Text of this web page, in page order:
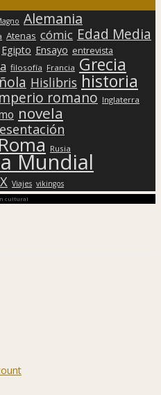
Alemania
Atenas cómic Edad Media
Egipto Ensayo entrevista
filosofía Francia Grecia
Hislibris historia
romano Inglaterra
novela
Rusia
Mundial
Viajes vikingos
cultural